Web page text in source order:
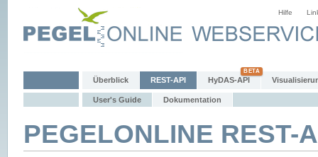
Hilfe
Überblick REST-API HyDAS-API
User's Guide Dokumentation
PEGELONLINE REST-